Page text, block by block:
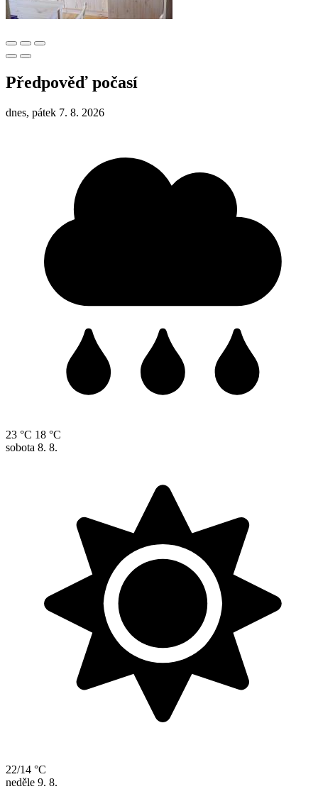
Předpověď počasí
dnes, pátek 7. 8. 2026
23 °C 18 °C
sobota 8. 8.
22/14 °C
neděle 9. 8.